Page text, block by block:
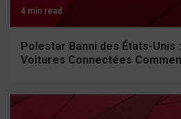
4 min read
Polestar Banni des États-Unis
Voitures Connectées